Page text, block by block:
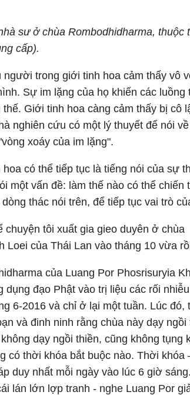
sư ở chùa Rombodhidharma, thuộc
cấp).
trong giới tinh hoa cảm thấy vô
Sự im lặng của họ khiến các
Giới tinh hoa càng cảm thấy bị cô
nghiên cứu có một lý thuyết để nói
xoáy của im lặng".
có thể tiếp tục là tiếng nói của sự
một vấn đề: làm thế nào có thể chiến
thác nói trên, để tiếp tục vai trò
chuyện tôi xuất gia gieo duyên ở chùa
Loei của Thái Lan vào tháng 10 vừa
của Luang Por Phosrisuryia
đạo Phật vào trị liệu các rối
6-2016 và chỉ ở lại một tuần. Lúc đó,
và đinh ninh rằng chùa này dạy ngồi
dạy ngồi thiền, cũng không tụng
có thời khóa bắt buộc nào. Thời khóa
duy nhất mỗi ngày vào lúc 6 giờ
lán lớn lợp tranh - nghe Luang Por